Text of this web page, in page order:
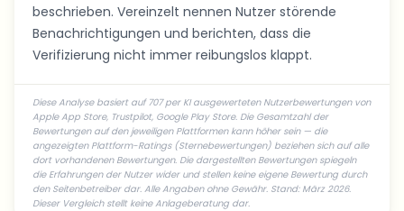
beschrieben. Vereinzelt nennen Nutzer störende
Benachrichtigungen und berichten, dass die
Verifizierung nicht immer reibungslos klappt.
Diese Analyse basiert auf 707 per KI ausgewerteten Nutzerbewertungen von
Apple App Store, Trustpilot, Google Play Store. Die Gesamtzahl der
Bewertungen auf den jeweiligen Plattformen kann höher sein — die
angezeigten Plattform-Ratings (Sternebewertungen) beziehen sich auf alle
dort vorhandenen Bewertungen. Die dargestellten Bewertungen spiegeln
die Erfahrungen der Nutzer wider und stellen keine eigene Bewertung durch
den Seitenbetreiber dar. Alle Angaben ohne Gewähr. Stand: März 2026.
Dieser Vergleich stellt keine Anlageberatung dar.